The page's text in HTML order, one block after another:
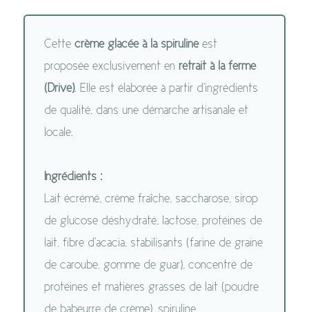
Cette crème glacée à la spirulineest
proposée exclusivement en retrait à la ferme
(Drive). Elle est élaborée à partir d'ingrédients
de qualité, dans une démarche artisanale et
locale.
Ingrédients :
Lait écrémé, crème fraîche, saccharose, sirop
de glucose déshydraté, lactose, protéines de
lait, fibre d'acacia, stabilisants (farine de graine
de caroube, gomme de guar), concentré de
protéines et matières grasses de lait (poudre
de babeurre de crème), spiruline.